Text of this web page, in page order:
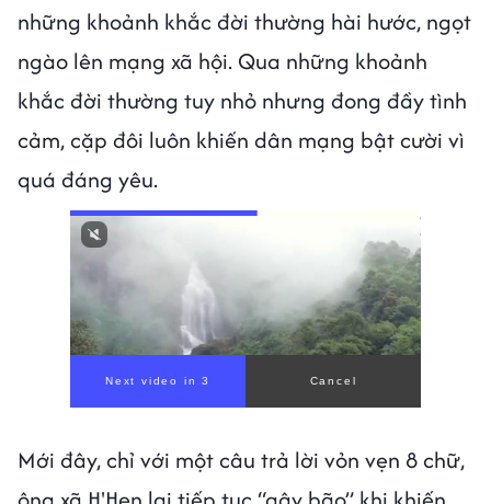
những khoảnh khắc đời thường hài hước, ngọt
ngào lên mạng xã hội. Qua những khoảnh
khắc đời thường tuy nhỏ nhưng đong đầy tình
cảm, cặp đôi luôn khiến dân mạng bật cười vì
quá đáng yêu.
Next video in 1 Cancel
Mới đây, chỉ với một câu trả lời vỏn vẹn 8 chữ,